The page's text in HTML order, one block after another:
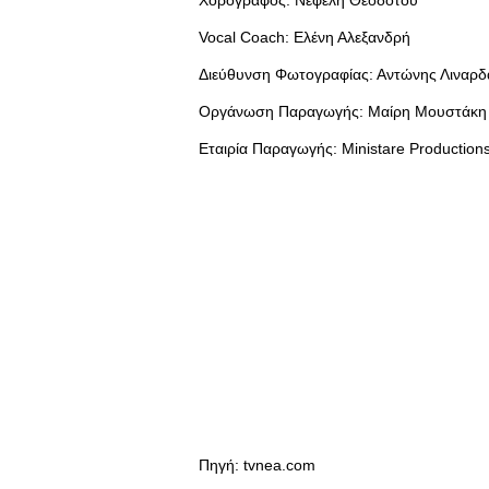
Vocal Coach: Ελένη Αλεξανδρή
Διεύθυνση Φωτογραφίας: Αντώνης
Οργάνωση Παραγωγής: Μαίρη Μουστάκη
Εταιρία Παραγωγής: Ministare
Πηγή: tvnea.com